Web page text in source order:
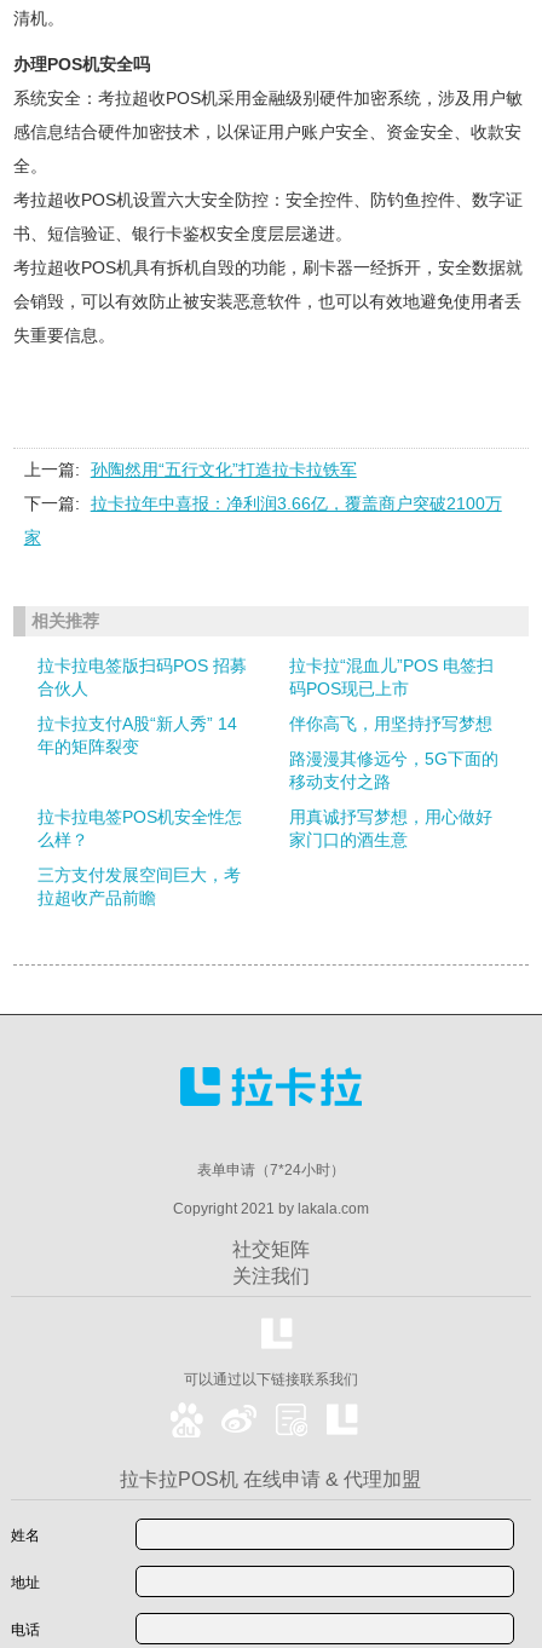
清机。
办理POS机安全吗
系统安全：考拉超收POS机采用金融级别硬件加密系统，涉及用户敏
感信息结合硬件加密技术，以保证用户账户安全、资金安全、收款安
全。
考拉超收POS机设置六大安全防控：安全控件、防钓鱼控件、数字证
书、短信验证、银行卡鉴权安全度层层递进。
考拉超收POS机具有拆机自毁的功能，刷卡器一经拆开，安全数据就
会销毁，可以有效防止被安装恶意软件，也可以有效地避免使用者丢
失重要信息。
上一篇:
孙陶然用“五行文化”打造拉卡拉铁军
下一篇:
拉卡拉年中喜报：净利润3.66亿，覆盖商户突破2100万
家
相关推荐
拉卡拉电签版扫码POS 招募
合伙人
拉卡拉“混血儿”POS 电签扫
码POS现已上市
拉卡拉支付A股“新人秀” 14
年的矩阵裂变
伴你高飞，用坚持抒写梦想
路漫漫其修远兮，5G下面的
移动支付之路
拉卡拉电签POS机安全性怎
么样？
用真诚抒写梦想，用心做好
家门口的酒生意
三方支付发展空间巨大，考
拉超收产品前瞻
表单申请（7*24小时）
Copyright 2021 by lakala.com
社交矩阵
关注我们
可以通过以下链接联系我们
拉卡拉POS机 在线申请 & 代理加盟
姓名
地址
电话